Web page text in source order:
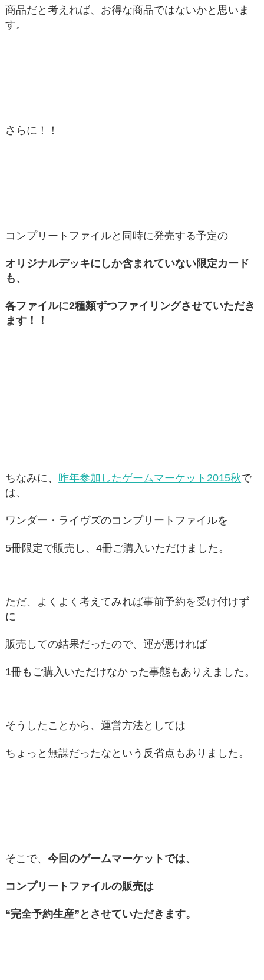
商品だと考えれば、お得な商品ではないかと思いま
す。
さらに！！
コンプリートファイルと同時に発売する予定の
オリジナルデッキにしか含まれていない限定カード
も、
各ファイルに2種類ずつファイリングさせていただき
ます！！
ちなみに、 昨年参加したゲームマーケット2015秋で
は、
ワンダー・ライヴズのコンプリートファイルを
5冊限定で販売し、4冊ご購入いただけました。
ただ、よくよく考えてみれば事前予約を受け付けず
に
販売しての結果だったので、運が悪ければ
1冊もご購入いただけなかった事態もありえました。
そうしたことから、運営方法としては
ちょっと無謀だったなという反省点もありました。
そこで、今回のゲームマーケットでは、
コンプリートファイルの販売は
“完全予約生産”と させていただきます。